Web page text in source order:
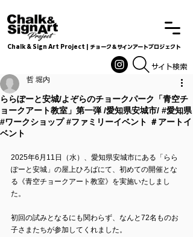
Chalk & Sign Art Project | チョーク＆サインアートプロジェクト
​​​サイト検索
ららぽーと安城/よぞらのチョークパーク「青空チ
ョークアート教室」第一弾 /愛知県安城市/ #愛知県
#ワークショップ #ファミリーイベント ＃アートイ
ベント
哲 堀内
2025年6月11日（水）、愛知県安城市にある「らら
ぽーと安城」の屋上ひろばにて、初めての開催とな
る《青空チョークアート教室》を実施いたしまし
た。
初回の試みとなるにも関わらず、なんと72名ものお
子さまたちが参加してくれました。